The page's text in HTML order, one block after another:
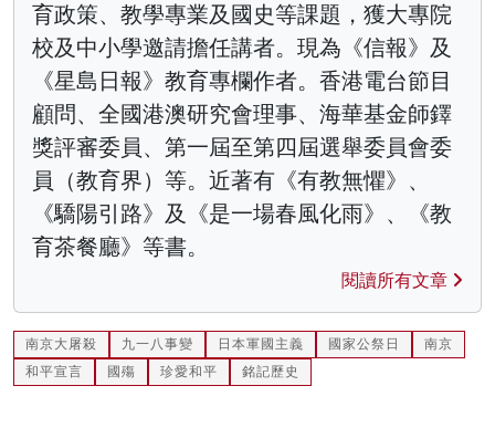
育政策、教學專業及國史等課題，獲大專院
校及中小學邀請擔任講者。現為《信報》及
《星島日報》教育專欄作者。香港電台節目
顧問、全國港澳研究會理事、海華基金師鐸
獎評審委員、第一屆至第四屆選舉委員會委
員（教育界）等。近著有《有教無懼》、
《驕陽引路》及《是一場春風化雨》、《教
育茶餐廳》等書。
閱讀所有文章
南京大屠殺 九一八事變 日本軍國主義 國家公祭日
南京
和平宣言
國殤 珍愛和平 銘記歷史